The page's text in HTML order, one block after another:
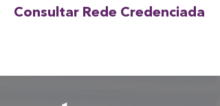
Consultar Rede Credenciada